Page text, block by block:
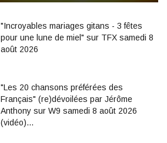
"Incroyables mariages gitans - 3 fêtes
pour une lune de miel" sur TFX samedi 8
août 2026
"Les 20 chansons préférées des
Français" (re)dévoilées par Jérôme
Anthony sur W9 samedi 8 août 2026
(vidéo)…